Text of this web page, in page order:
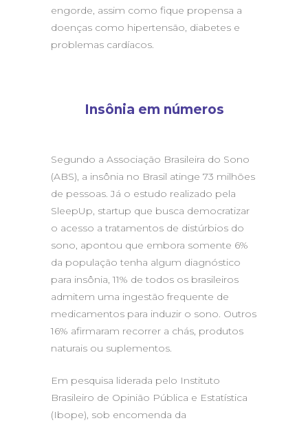
engorde, assim como fique propensa a
doenças como hipertensão, diabetes e
problemas cardíacos.
Insônia em números
Segundo a Associação Brasileira do Sono
(ABS), a insônia no Brasil atinge 73 milhões
de pessoas. Já o estudo realizado pela
SleepUp, startup que busca democratizar
o acesso a tratamentos de distúrbios do
sono, apontou que embora somente 6%
da população tenha algum diagnóstico
para insônia, 11% de todos os brasileiros
admitem uma ingestão frequente de
medicamentos para induzir o sono. Outros
16% afirmaram recorrer a chás, produtos
naturais ou suplementos.
Em pesquisa liderada pelo Instituto
Brasileiro de Opinião Pública e Estatística
(Ibope), sob encomenda da